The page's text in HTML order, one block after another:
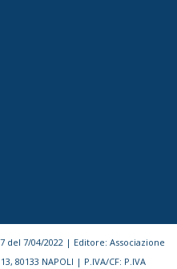
del 7/04/2022 | Editore: Associazione
80133 NAPOLI | P.IVA/CF: P.IVA